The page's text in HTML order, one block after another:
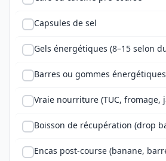
Capsules de sel
Gels énergétiques (8–15 selon
Barres ou gommes énergétiques
Vraie nourriture (TUC, fromage,
Boisson de récupération (drop
Encas post-course (banane,